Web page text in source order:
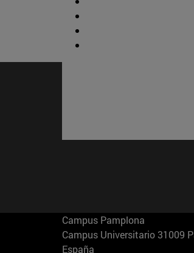
Campus Pamplona
Campus Universitario 31009
España